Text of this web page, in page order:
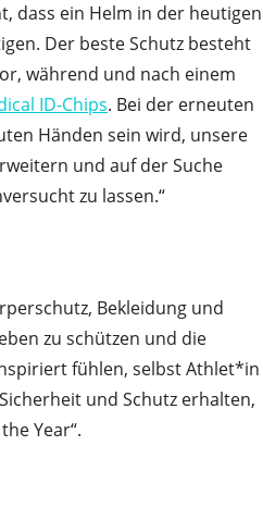
dass ein Helm in der heutigen
Der beste Schutz besteht
während und nach einem
ID-Chips. Bei der erneuten
Händen sein wird, unsere
und auf der Suche
zu lassen.“
Bekleidung und
zu schützen und die
fühlen, selbst Athlet*in
und Schutz erhalten,
Year“.